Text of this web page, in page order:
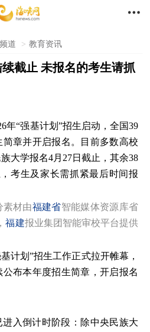

道 > 教育资讯
截止 未报名的考生请抓
年“强基计划”招生启动，全国39
章并开启报名。目前多数高校
大学报名4月27日截止，其余38
考生及家长需抓紧最后时间报
素材由福建省智能媒体资源库省
福建报业集团智能审校平台提供
计划”招生工作正式拉开帷幕，
布本年度招生简章，开启报名
进入倒计时阶段：除中央民族大